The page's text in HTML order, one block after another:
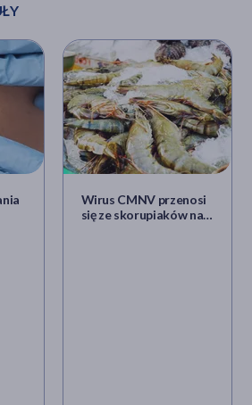
, „Nutrition Reviews”, 78
eating a plant-based diet alleviate or
Medical News Today [online],
articles/can-
diet-alleviate-or-prevent-
is-needed dostęp 14.07.2022
Wirus CMNV przenosi
się ze skorupiaków na